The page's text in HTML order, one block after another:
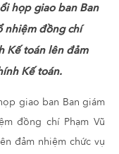
họp giao ban Ban
nhiệm đồng chí
Kế toán lên đảm
Kế toán.
giao ban Ban giám
đồng chí Phạm Vũ
đảm nhiệm chức vụ